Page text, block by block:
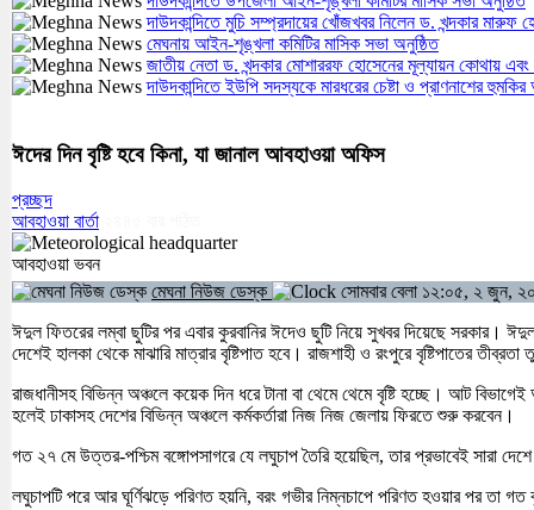
দাউদকান্দিতে মুচি সম্প্রদায়ের খোঁজখবর নিলেন ড. খন্দকার মারুফ
মেঘনায় আইন-শৃঙ্খলা কমিটির মাসিক সভা অনুষ্ঠিত
জাতীয় নেতা ড. খন্দকার মোশাররফ হোসেনের মূল্যায়ন কোথায়
দাউদকান্দিতে ইউপি সদস্যকে মারধরের চেষ্টা ও প্রাণনাশের
ঈদের দিন বৃষ্টি হবে কিনা, যা জানাল আবহাওয়া অফিস
প্রচ্ছদ
আবহাওয়া বার্তা
আবহাওয়া ভবন
মেঘনা নিউজ ডেস্ক
সোমবার বেলা ১২:০৫, ২ জুন,
ঈদুল ফিতরের লম্বা ছুটির পর এবার কুরবানির ঈদেও ছুটি নিয়ে সুখবর দিয়েছে সরকার।
দেশেই হালকা থেকে মাঝারি মাত্রার বৃষ্টিপাত হবে। রাজশাহী ও রংপুরে বৃষ্টিপাতের
রাজধানীসহ বিভিন্ন অঞ্চলে কয়েক দিন ধরে টানা বা থেমে থেমে বৃষ্টি হচ্ছে। আট
হলেই ঢাকাসহ দেশের বিভিন্ন অঞ্চলে কর্মকর্তারা নিজ নিজ জেলায় ফিরতে শুরু করবেন।
গত ২৭ মে উত্তর-পশ্চিম বঙ্গোপসাগরে যে লঘুচাপ তৈরি হয়েছিল, তার প্রভাবেই সারা
লঘুচাপটি পরে আর ঘূর্ণিঝড়ে পরিণত হয়নি, বরং গভীর নিম্নচাপে পরিণত হওয়ার পর তা